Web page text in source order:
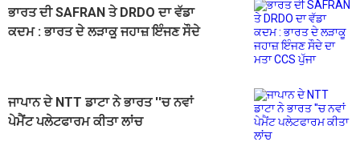
ਭਾਰਤ ਦੀ SAFRAN ਤੇ DRDO ਦਾ ਵੱਡਾ
ਕਦਮ : ਭਾਰਤ ਦੇ ਲੜਾਕੂ ਜਹਾਜ਼ ਇੰਜਣ ਸੌਦੇ
ਜਾਪਾਨ ਦੇ NTT ਡਾਟਾ ਨੇ ਭਾਰਤ ''ਚ ਨਵਾਂ
ਪੇਮੈਂਟ ਪਲੇਟਫਾਰਮ ਕੀਤਾ ਲਾਂਚ